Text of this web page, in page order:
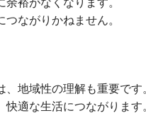
ながりかねません。
地域性の理解も重要です
適な生活につながります